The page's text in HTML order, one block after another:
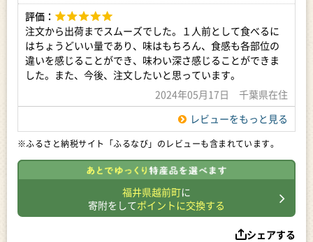
■ 消費期限等
出荷日より4日以内（冷蔵保存時）
※返礼品到着後は冷蔵室にて保管してください。
※本返礼品は生ものです、到着後1～2日でお召し上がりくださ
い。
提供事業者：株式会社 山下水産
＞＞この事業者の返礼品をもっと見る
評価：
注文から出荷までスムーズでした。１人前として食べるに
はちょうどいい量であり、味はもちろん、食感も各部位の
違いを感じることができ、味わい深さ感じることができま
した。また、今後、注文したいと思っています。
2024年05月17日 千葉県在住
レビューをもっと見る
※ふるさと納税サイト「ふるなび」のレビューも含まれています。
福井県越前町に
寄附をしてポイントに交換する
シェアする